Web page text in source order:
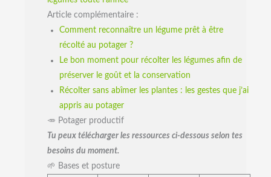
Article complémentaire :
Comment reconnaître un légume prêt à être
récolté au potager ?
Le bon moment pour récolter les légumes afin de
préserver le goût et la conservation
Récolter sans abîmer les plantes : les gestes que j’ai
appris au potager
🥕 Potager productif
Tu peux télécharger les ressources ci-dessous selon tes
besoins du moment.
🌱 Bases et posture